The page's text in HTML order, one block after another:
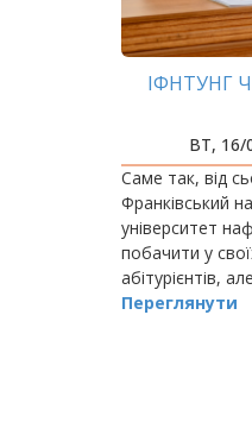
ІФНТУНГ
ВТ, 16/
Саме так, від
Франківський
університет
побачити у
абітурієнтів,
захоплюються
Переглянути